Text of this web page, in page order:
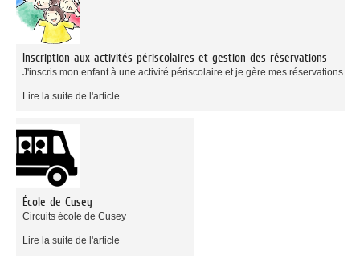
Inscription aux activités périscolaires et gestion des réservations
J'inscris mon enfant à une activité périscolaire et je gère mes réservations
Lire la suite de l'article
École de Cusey
Circuits école de Cusey
Lire la suite de l'article